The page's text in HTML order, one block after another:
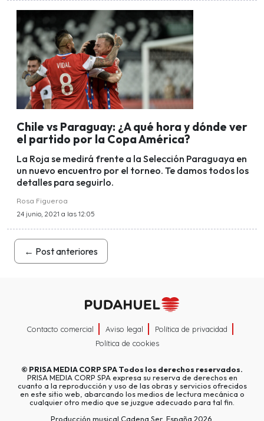
Chile vs Paraguay: ¿A qué hora y dónde ver
el partido por la Copa América?
La Roja se medirá frente a la Selección Paraguaya en
un nuevo encuentro por el torneo. Te damos todos los
detalles para seguirlo.
Rosa Figueroa
24 junio, 2021 a las 12:05
← Post anteriores
Contacto comercial Aviso legal
Política de privacidad
Política de cookies
© PRISA MEDIA CORP SPATodos los derechos reservados.
PRISA MEDIA CORP SPA expresa su reserva de derechos en
cuanto a la reproducción y uso de las obras y servicios ofrecidos
en este sitio web, abarcando los medios de lectura mecánica o
cualquier otro medio que se juzgue adecuado para tal fin.
Producción musical Cadena Ser, España 2026.